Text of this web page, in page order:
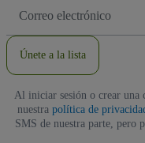
de
Únete a la lista
Al iniciar sesión o crear una
nuestra política de
SMS de nuestra parte, pero